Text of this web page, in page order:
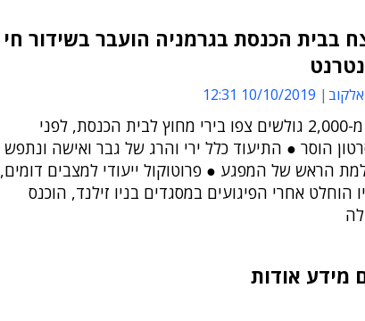
בבית הכנסת בגרמניה הועבר בשידור חי
10/10/2019 12:31
יותר מ-2,000 גולשים צפו בירי מחוץ לבית הכנסת, לפני
הוסר ● התיעוד כלל ירי והרג של גבר ואישה ונתפש
הראש של המפגע ● פרוטוקול ייעודי למצבים דומים,
הוחלט אחרי הפיגועים במסגדים בניו זילנד, הוכנס
מידע אודות